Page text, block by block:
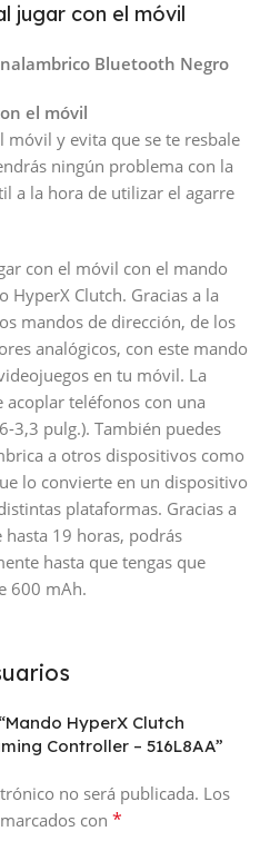
jugar con el móvil
Bluetooth Negro
el móvil
móvil y evita que se te resbale
ningún problema con la
a la hora de utilizar el agarre
con el móvil con el mando
Clutch. Gracias a la
mandos de dirección, de los
analógicos, con este mando
en tu móvil. La
teléfonos con una
3,3 pulg.). También puedes
a otros dispositivos como
lo convierte en un dispositivo
plataformas. Gracias a
19 horas, podrás
hasta que tengas que
600 mAh.
HyperX Clutch
Controller – 516L8AA”
no será publicada. Los
con *